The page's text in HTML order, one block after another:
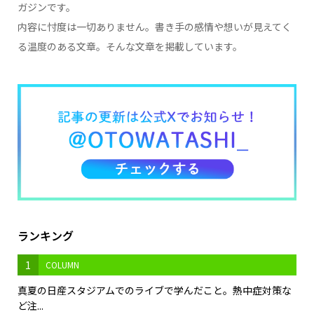
ガジンです。
内容に忖度は一切ありません。書き手の感情や想いが見えてく
る温度のある文章。そんな文章を掲載しています。
ランキング
1 COLUMN
真夏の日産スタジアムでのライブで学んだこと。熱中症対策な
ど注...